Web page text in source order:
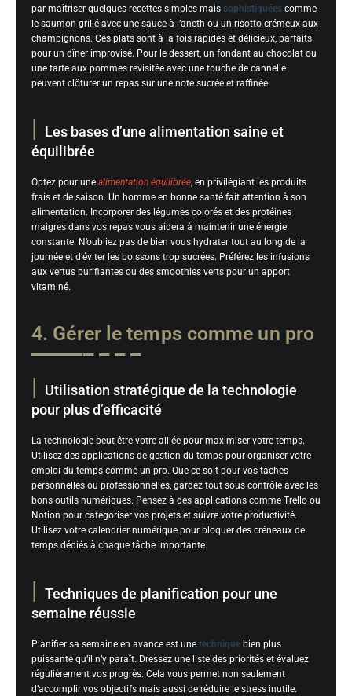
par maîtriser quelques recettes simples mais sophistiquées comme
le saumon grillé avec une sauce à l’aneth ou un risotto crémeux aux
champignons. Ces plats sont à la fois rapides et délicieux, parfaits
pour un dîner improvisé. Pour le dessert, un fondant au chocolat ou
une tarte aux pommes revisitée avec une touche de cannelle
peuvent clôturer un repas sur une note sucrée et raffinée.
Les bases d’une alimentation saine et
équilibrée
Optez pour une alimentation équilibrée, en privilégiant les produits
frais et de saison. Un homme en bonne santé fait attention à son
alimentation. Incorporer des légumes colorés et des protéines
maigres dans vos repas vous aidera à maintenir une énergie
constante. N’oubliez pas de bien vous hydrater tout au long de la
journée et d’éviter les boissons trop sucrées. Préférez les infusions
aux vertus purifiantes ou des smoothies verts pour un apport
vitaminé.
4. Gérer le temps comme un pro
Utilisation stratégique de la technologie
pour plus d’efficacité
La technologie peut être votre alliée pour maximiser votre temps.
Utilisez des applications de gestion du temps pour organiser votre
emploi du temps comme un pro. Que ce soit pour vos tâches
personnelles ou professionnelles, gardez tout sous contrôle avec les
bons outils numériques. Pensez à des applications comme Trello ou
Notion pour catégoriser vos projets et suivre votre productivité.
Utilisez votre calendrier numérique pour bloquer des créneaux de
temps dédiés à chaque tâche importante.
Techniques de planification pour une
semaine réussie
Planifier sa semaine en avance est une technique bien plus
puissante qu’il n’y paraît. Dressez une liste des priorités et évaluez
régulièrement vos progrès. Cela vous permet non seulement
d’accomplir vos objectifs mais aussi de réduire le stress inutile.